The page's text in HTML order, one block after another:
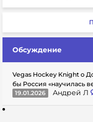
Обсуждение
Vegas Hockey Knight о
бы Россия «научилась
19.01.2026
Андрей Л